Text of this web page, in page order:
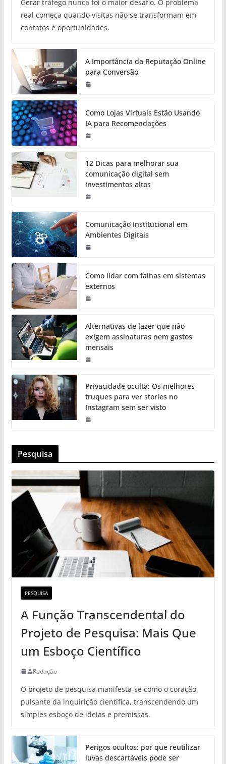
Gerar tráfego nunca foi o maior desafio. O problema
real começa quando visitas não se transformam em
contatos e oportunidades.
A Importância da Reputação Online
para Conversão
Como Lojas Virtuais Estão Usando
IA para Recomendações
12 Dicas para melhorar sua
comunicação digital sem
investimentos altos
Comunicação Institucional em
Ambientes Digitais
Como lidar com falhas em sistemas
externos
Alternativas de lazer que não
exigem assinaturas nem gastos
mensais
Privacidade oculta: Os melhores
truques para ver stories no
Instagram sem ser visto
Pesquisa
PESQUISA
A Função Transcendental do
Projeto de Pesquisa: Mais Que
um Esboço Científico
Redação
O projeto de pesquisa manifesta-se como o coração
pulsante da inquirição científica, transcendendo um
simples esboço de ideias e premissas.
Perigos ocultos: por que reutilizar
luvas descartáveis pode ser